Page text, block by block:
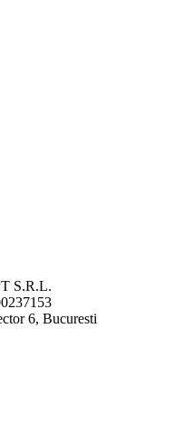
S.R.L.
6, Bucuresti